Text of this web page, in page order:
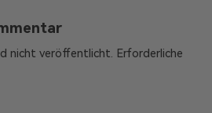
nicht veröffentlicht. Erforderliche